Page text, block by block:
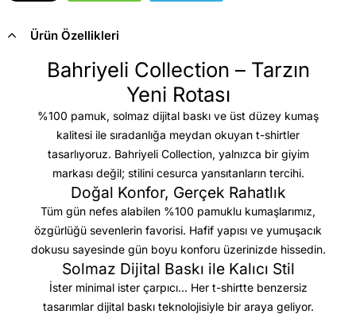
Ürün Özellikleri
Bahriyeli Collection – Tarzın
Yeni Rotası
%100 pamuk, solmaz dijital baskı ve üst düzey kumaş
kalitesi ile sıradanlığa meydan okuyan t-shirtler
tasarlıyoruz. Bahriyeli Collection, yalnızca bir giyim
markası değil; stilini cesurca yansıtanların tercihi.
Doğal Konfor, Gerçek Rahatlık
Tüm gün nefes alabilen %100 pamuklu kumaşlarımız,
özgürlüğü sevenlerin favorisi. Hafif yapısı ve yumuşacık
dokusu sayesinde gün boyu konforu üzerinizde hissedin.
Solmaz Dijital Baskı ile Kalıcı Stil
İster minimal ister çarpıcı… Her t-shirtte benzersiz
tasarımlar dijital baskı teknolojisiyle bir araya geliyor.